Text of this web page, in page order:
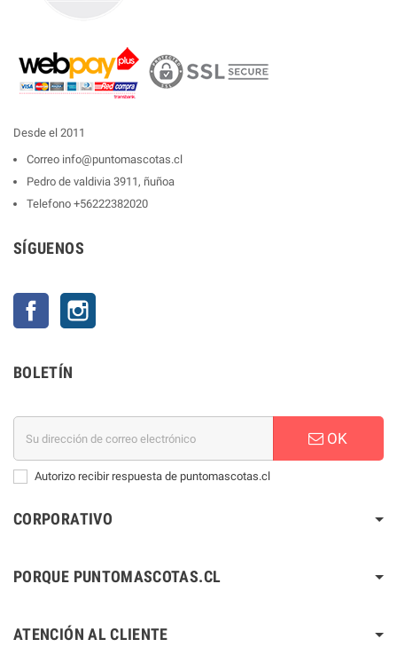
Desde el 2011
Correo info@puntomascotas.cl
Pedro de valdivia 3911, ñuñoa
Telefono +56222382020
SÍGUENOS
Facebook
BOLETÍN
OK
Autorizo recibir respuesta de puntomascotas.cl
CORPORATIVO
PORQUE PUNTOMASCOTAS.CL
ATENCIÓN AL CLIENTE